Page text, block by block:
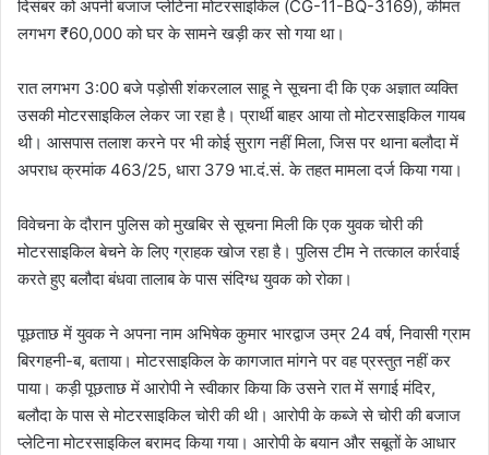
दिसंबर को अपनी बजाज प्लेटिना मोटरसाइकिल (CG-11-BQ-3169), कीमत
लगभग ₹60,000 को घर के सामने खड़ी कर सो गया था।
रात लगभग 3:00 बजे पड़ोसी शंकरलाल साहू ने सूचना दी कि एक अज्ञात व्यक्ति
उसकी मोटरसाइकिल लेकर जा रहा है। प्रार्थी बाहर आया तो मोटरसाइकिल गायब
थी। आसपास तलाश करने पर भी कोई सुराग नहीं मिला, जिस पर थाना बलौदा में
अपराध क्रमांक 463/25, धारा 379 भा.दं.सं. के तहत मामला दर्ज किया गया।
विवेचना के दौरान पुलिस को मुखबिर से सूचना मिली कि एक युवक चोरी की
मोटरसाइकिल बेचने के लिए ग्राहक खोज रहा है। पुलिस टीम ने तत्काल कार्रवाई
करते हुए बलौदा बंधवा तालाब के पास संदिग्ध युवक को रोका।
पूछताछ में युवक ने अपना नाम अभिषेक कुमार भारद्वाज उम्र 24 वर्ष, निवासी ग्राम
बिरगहनी-ब, बताया। मोटरसाइकिल के कागजात मांगने पर वह प्रस्तुत नहीं कर
पाया। कड़ी पूछताछ में आरोपी ने स्वीकार किया कि उसने रात में सगाई मंदिर,
बलौदा के पास से मोटरसाइकिल चोरी की थी। आरोपी के कब्जे से चोरी की बजाज
प्लेटिना मोटरसाइकिल बरामद किया गया। आरोपी के बयान और सबूतों के आधार